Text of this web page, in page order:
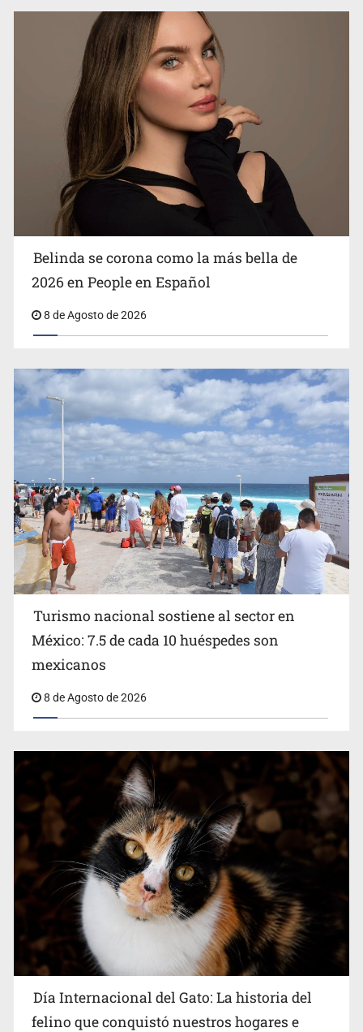
Ciclosporiasis no representa un riesgo epidemiológico
masivo
EU reanudará este sábado inspecciones de aguacate en
Michoacán
Belinda se corona como la más bella de 2026 en People
Belinda se corona como la más bella de
2026 en People en Español
8 de Agosto de 2026
Turismo nacional sostiene al sector en
México: 7.5 de cada 10 huéspedes son
mexicanos
8 de Agosto de 2026
Día Internacional del Gato: La historia del
felino que conquistó nuestros hogares e